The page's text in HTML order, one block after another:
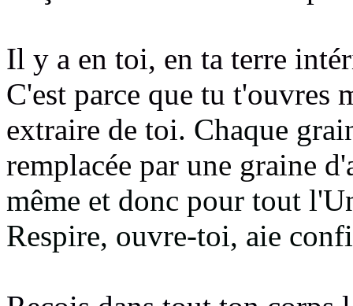
Il y a en toi, en ta terre
C'est parce que tu t'ouvres
extraire de toi. Chaque
remplacée par une graine
même et donc pour tout
Respire, ouvre-toi, aie